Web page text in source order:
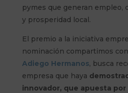
pymes que generan empleo,
y prosperidad local.
El premio a la iniciativa
nominación compartimos con
Adiego Hermanos, busca
empresa que haya
innovador, que apuesta por